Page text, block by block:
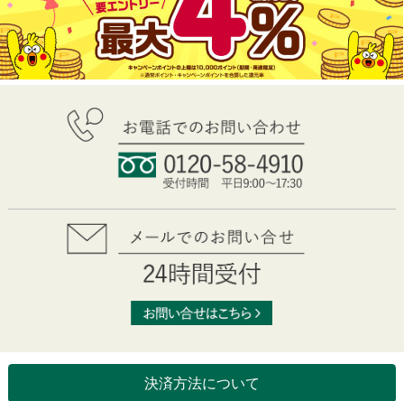
決済方法について